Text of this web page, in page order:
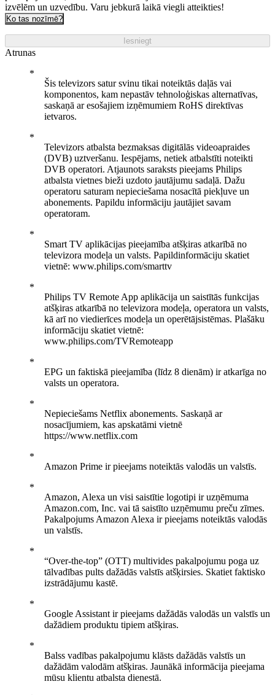
izvēlēm un uzvedību. Varu jebkurā laikā viegli atteikties!
Ko tas nozīmē?
Iesniegt
Atrunas
Šis televizors satur svinu tikai noteiktās daļās vai
komponentos, kam nepastāv tehnoloģiskas alternatīvas,
saskaņā ar esošajiem izņēmumiem RoHS direktīvas
ietvaros.
Televizors atbalsta bezmaksas digitālās videoapraides
(DVB) uztveršanu. Iespējams, netiek atbalstīti noteikti
DVB operatori. Atjaunots saraksts pieejams Philips
atbalsta vietnes bieži uzdoto jautājumu sadaļā. Dažu
operatoru saturam nepieciešama nosacītā piekļuve un
abonements. Papildu informāciju jautājiet savam
operatoram.
Smart TV aplikācijas pieejamība atšķiras atkarībā no
televizora modeļa un valsts. Papildinformāciju skatiet
vietnē: www.philips.com/smarttv
Philips TV Remote App aplikācija un saistītās funkcijas
atšķiras atkarībā no televizora modeļa, operatora un valsts,
kā arī no viedierīces modeļa un operētājsistēmas. Plašāku
informāciju skatiet vietnē:
www.philips.com/TVRemoteapp
EPG un faktiskā pieejamība (līdz 8 dienām) ir atkarīga no
valsts un operatora.
Nepieciešams Netflix abonements. Saskaņā ar
nosacījumiem, kas apskatāmi vietnē
https://www.netflix.com
Amazon Prime ir pieejams noteiktās valodās un valstīs.
Amazon, Alexa un visi saistītie logotipi ir uzņēmuma
Amazon.com, Inc. vai tā saistīto uzņēmumu preču zīmes.
Pakalpojums Amazon Alexa ir pieejams noteiktās valodās
un valstīs.
“Over-the-top” (OTT) multivides pakalpojumu poga uz
tālvadības pults dažādās valstīs atšķirsies. Skatiet faktisko
izstrādājumu kastē.
Google Assistant ir pieejams dažādās valodās un valstīs un
dažādiem produktu tipiem atšķiras.
Balss vadības pakalpojumu klāsts dažādās valstīs un
dažādām valodām atšķiras. Jaunākā informācija pieejama
mūsu klientu atbalsta dienestā.